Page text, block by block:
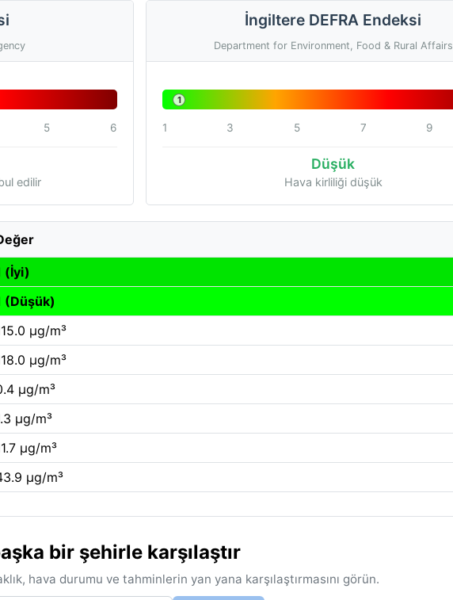
5 6
edilir
İngiltere DEFRA Endeksi
Department for Environment, Food & Rural Affairs
1
1 3 5 7 9
Düşük
Hava kirliliği düşük
(İyi)
(Düşük)
µg/m³
µg/m³
µg/m³
µg/m³
µg/m³
µg/m³
bir şehirle karşılaştır
hava durumu ve tahminlerin yan yana karşılaştırmasını görün.